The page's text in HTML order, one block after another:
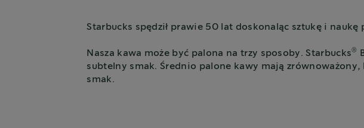
Starbucks spędził prawie 50 lat doskonaląc sztukę i
Nasza kawa może być palona na trzy sposoby. Starbucks®
subtelny smak. Średnio palone kawy mają
smak.